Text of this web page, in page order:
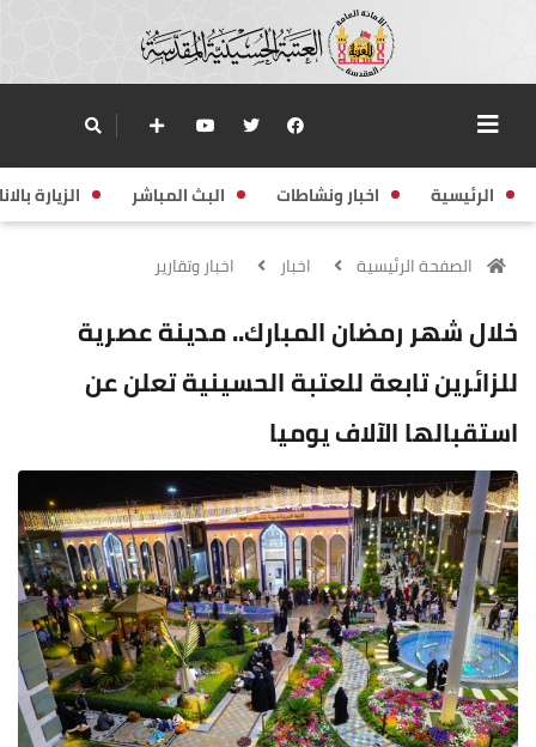
الرئيسية اخبار ونشاطات البث المباشر الزيارة
الصفحة الرئيسية اخبار اخبار وتقارير
خلال شهر رمضان المبارك.. مدينة عصرية
للزائرين تابعة للعتبة الحسينية تعلن عن
استقبالها الآلاف يوميا